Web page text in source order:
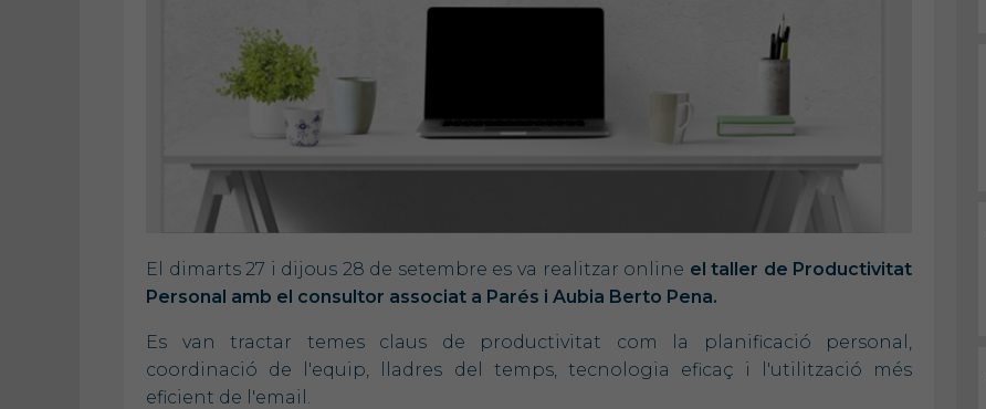
El dimarts 27 i dijous 28 de setembre es va realitzar online el taller de Productivitat
Personal amb el consultor associat a Parés i Aubia Berto Pena.
Es van tractar temes claus de productivitat com la planificació personal,
coordinació de l'equip, lladres del temps, tecnologia eficaç i l'utilització més
eficient de l'email.